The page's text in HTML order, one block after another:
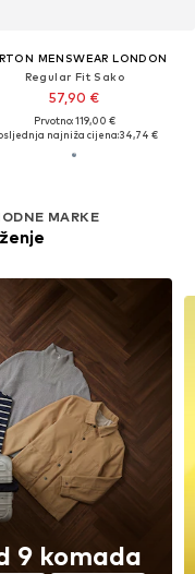
MENSWEAR LONDON
Regular Fit Sako
57,90 €
Prvotno: 119,00 €
najniža cijena:34,74 €
MARKE
9 komada